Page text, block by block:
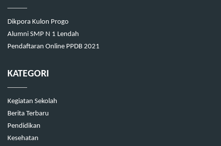
Dikpora Kulon Progo
Alumni SMP N 1 Lendah
Pendaftaran Online PPDB 2021
KATEGORI
Kegiatan Sekolah
Berita Terbaru
Pendidikan
Kesehatan